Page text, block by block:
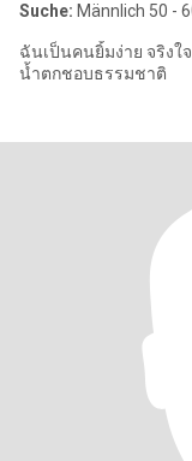
Suche: Männlich 50 -
ฉันเป็นคนยิ้มง่าย จริง
น้ำตกชอบธรรมชาติ